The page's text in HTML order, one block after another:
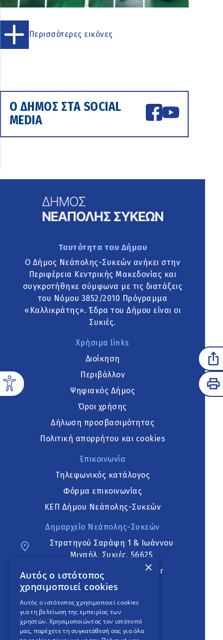
Περισσότερες εικόνες
Ο ΔΗΜΟΣ ΣΤΑ SOCIAL
MEDIA
Ταυτότητα του Δήμου
Ο Δήμος Νεάπολης-Συκεών ανήκει στην
Περιφέρεια Κεντρικής Μακεδονίας και
συγκροτήθηκε σύμφωνα με τις διατάξεις
του Νόμου 3852/2010 Πρόγραμμα
«Καλλικράτης». Έδρα του Δήμου είναι οι
Συκιές.
Χρήσιμα links
Διοίκηση
Περιβάλλον
Ψηφιακός Δήμος
Όροι χρήσης
Δήλωση προσβασιμότητας
Πολιτική απορρήτου και cookies
Επικοινωνία
Τηλεφωνικός κατάλογος
Φόρμα επικοινωνίας
ΚΕΠ Δήμου Νεάπολης-Συκεών
Δημαρχείο Νεάπολης-Συκεών
Στρατηγού Σαράφη 1 & Ιωάννου
Μιχαήλ, Συκιές, 56625
neapoli.sykies@ddt.gov.gr
Ακολουθήστε
English Version
×
Αυτός ο ιστότοπος
χρησιμοποιεί cookies
Αυτός ο ιστότοπος χρησιμοποιεί cookies
για τη βελτίωση της εμπειρίας των
χρηστών. Χρησιμοποιώντας τον ιστότοπό
μας, παρέχετε τη συγκατάθεσή σας για όλα